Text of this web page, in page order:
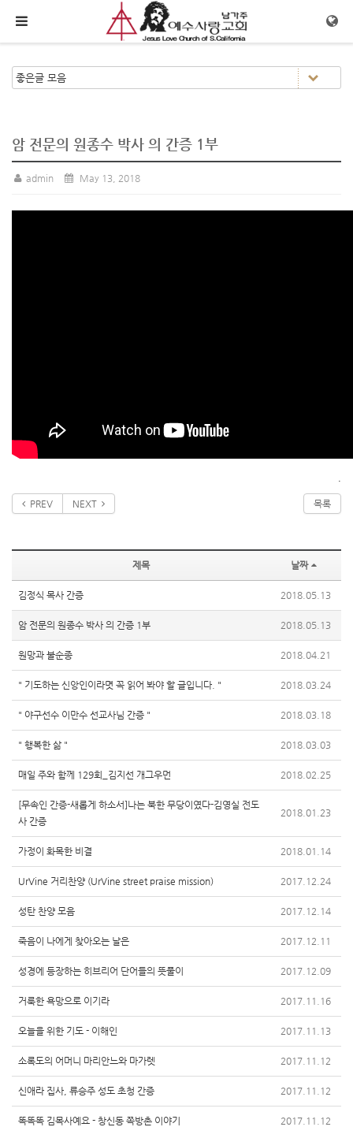
메뉴 건너뛰기
암 전문의 원종수 박사 의 간증 1부
admin May 13, 2018
.
PREV NEXT 목록
제목 날짜
김정식 목사 간증 2018.05.13
암 전문의 원종수 박사 의 간증 1부 2018.05.13
원망과 불순종 2018.04.21
" 기도하는 신앙인이라몃 꼭 읽어 봐야 할 글입니다. " 2018.03.24
" 야구선수 이만수 선교사님 간증 " 2018.03.18
" 행복한 삶 " 2018.03.03
매일 주와 함께 129회_김지선 개그우먼 2018.02.25
[무속인 간증-새롭게 하소서]나는 북한 무당이였다-김영실 전도
사 간증
2018.01.23
가정이 화목한 비결 2018.01.14
UrVine 거리찬양 (UrVine street praise mission) 2017.12.24
성탄 찬양 모음 2017.12.14
죽음이 나에게 찾아오는 날은 2017.12.11
성경에 등장하는 히브리어 단어들의 뜻풀이 2017.12.09
거룩한 욕망으로 이기라 2017.11.16
오늘을 위한 기도 - 이해인 2017.11.13
소록도의 어머니 마리안느와 마가렛 2017.11.12
신애라 집사, 류승주 성도 초청 간증 2017.11.12
똑똑똑 김목사예요 - 창신동 쪽방촌 이야기 2017.11.12